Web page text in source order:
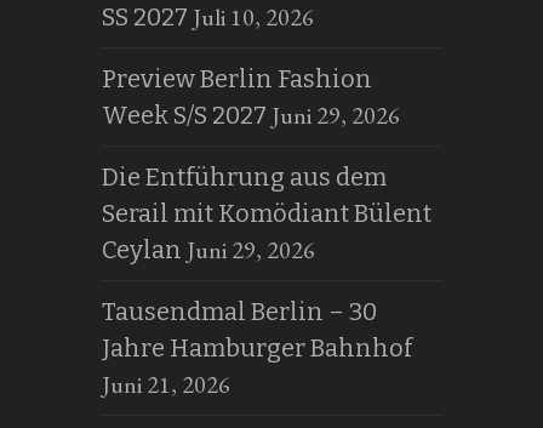
SS 2027 Juli 10, 2026
Preview Berlin Fashion
Week S/S 2027 Juni 29, 2026
Die Entführung aus dem
Serail mit Komödiant Bülent
Ceylan Juni 29, 2026
Tausendmal Berlin – 30
Jahre Hamburger Bahnhof
Juni 21, 2026